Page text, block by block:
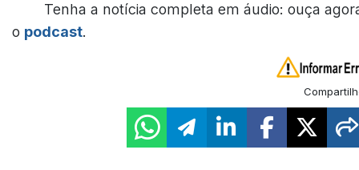
Tenha a notícia completa em áudio: ouça
o podcast.